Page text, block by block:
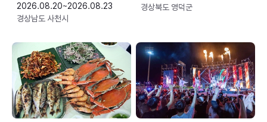
2026.08.20~2026.08.23
경상남도 사천시
경상북도 영덕군